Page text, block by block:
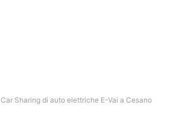
Car Sharing di auto elettriche E-Vai a Cesano